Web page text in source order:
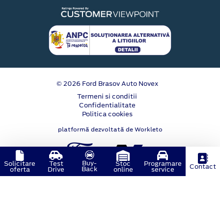
© 2026 Ford Brasov Auto Novex
Termeni si conditii
Confidentialitate
Politica cookies
platformă dezvoltată de Workleto
Solicitare
oferta
Test
Drive
Buy-
Back
Stoc
online
Programare
service Contact